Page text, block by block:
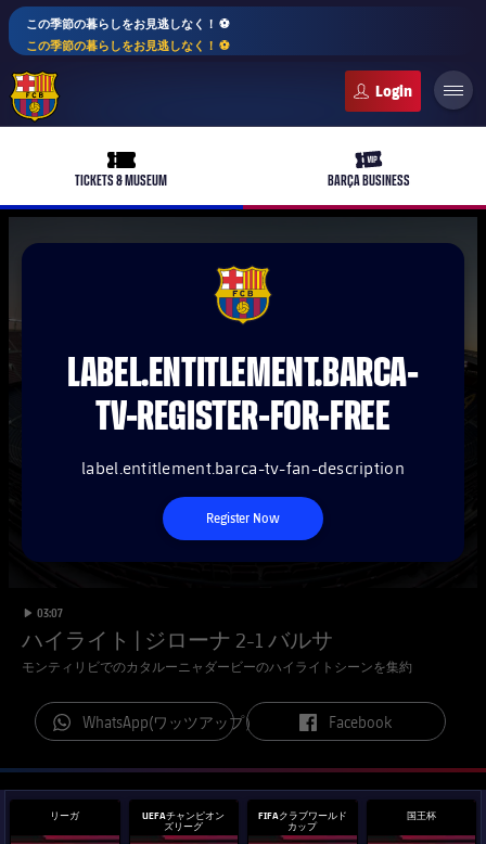
この季節の暮らしをお見逃しなく！ ⚽️
この季節の暮らしをお見逃しなく！ ⚽️
ticket-full
TICKETS & MUSEUM
ticket-vip
BARÇA BUSINESS
plusicon
label.aria.plus
バルサアカデミー
plusicon
label.aria.plus
10年毎
監督
Facilities
plusicon
label.aria.plus
結果
plusicon
label.aria.plus
スケジュール
チケット
順位表
LABEL.ARIA.PLUS
スケジュール
結果
順位表
PLUSICON
LABEL.ARIA.PLUS
plusicon
label.aria.plus
スケジュール
チケット
PLUSICON
LABEL.ARIA.PLUS
トップチーム
plusicon
label.aria.plus
FCB Barcelona badge
LABEL.ENTITLEMENT.BARCA-
TV-REGISTER-FOR-FREE
label.entitlement.barca-tv-fan-description
Register Now
label.duration
Play video
03:07
ハイライト | ジローナ 2-1 バルサ
モンティリビでのカタルーニャダービーのハイライトシーンを集約
label.aria.whatsapp
WhatsApp(ワッツアップ） label.aria.facebook
Facebook
リーガ
UEFAチャンピオン
ズリーグ
FIFAクラブワールド
カップ
国王杯